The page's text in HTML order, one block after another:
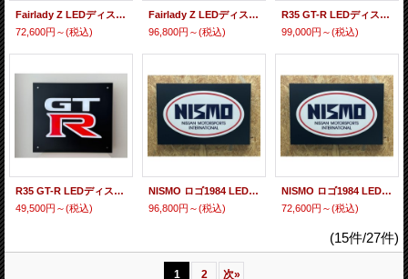
Fairlady Z LEDディスプレイ M
72,600円～(税込)
Fairlady Z LEDディスプレイ L
96,800円～(税込)
R35 GT-R LEDディスプレイ L
99,000円～(税込)
R35 GT-R LEDディスプレイ S
49,500円～(税込)
NISMO ロゴ1984 LEDディスプレー Lサイズ
96,800円～(税込)
NISMO ロゴ1984 LEDディスプレー Sサイズ
72,600円～(税込)
(15件/27件)
1 2 次»